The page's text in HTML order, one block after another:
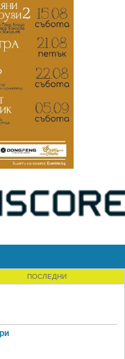
ПОСЛЕДНИ